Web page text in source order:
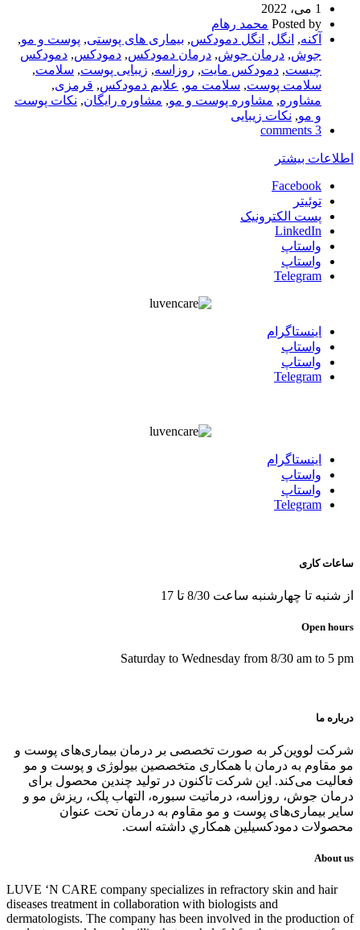
1 می، 2022
Posted by محمد رهام
آکنه, انگل, انگل دمودکس, بیماری های پوستی, پوست و مو,
جوش, درمان جوش, درمان دمودکس, دمودکس, دمودکس
چیست, دمودکس مایت, روزاسه, زیبایی پوست, سلامت,
سلامت پوست, سلامت مو, علایم دمودکس, قرمزی,
مشاوره, مشاوره پوست و مو, مشاوره رایگان, نکات پوست
و مو, نکات زیبایی
3 comments
اطلاعات بیشتر
Facebook
توئیتر
پست الکترونیک
LinkedIn
واستاپ
واستاپ
Telegram
اينستاگرام
واستاپ
واستاپ
Telegram
اينستاگرام
واستاپ
واستاپ
Telegram
ساعات کاری
از شنبه تا چهارشنبه ساعت 8/30 تا 17
Open hours
Saturday to Wednesday from 8/30 am to 5 pm
درباره ما
شرکت لووین‌کر به صورت تخصصی بر درمان بیماری‌های پوست و
مو مقاوم به درمان با همکاری متخصصین بیولوژی و پوست و مو
فعالیت می‌کند. این شرکت تاکنون در توليد چندین محصول برای
درمان جوش، روزاسه، درماتيت سبوره، التهاب پلک، ریزش مو و
سایر بیماری‌های پوست و مو مقاوم به درمان تحت عنوان
محصولات دمودکسیلین همكاري داشته است.
About us
LUVE ‘N CARE company specializes in refractory skin and hair
diseases treatment in collaboration with biologists and
dermatologists. The company has been involved in the production of